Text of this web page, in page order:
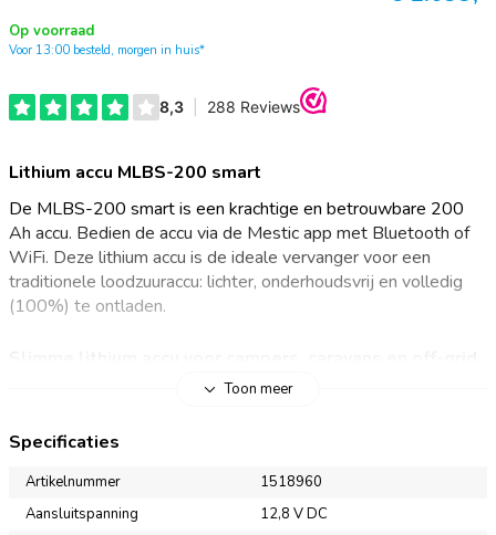
Op voorraad
Voor 13:00 besteld, morgen in huis*
Lithium accu MLBS-200 smart
De MLBS-200 smart is een krachtige en betrouwbare 200
Ah accu. Bedien de accu via de Mestic app met Bluetooth of
WiFi. Deze lithium accu is de ideale vervanger voor een
traditionele loodzuuraccu: lichter, onderhoudsvrij en volledig
(100%) te ontladen.
De MLBS-200 Smart is een lithium accu van 200 Ah,
uitgerust met hoogwaardige LiFePO4-cellen voor
topprestaties en een lange levensduur. Het geïntegreerde
Battery Management System (BMS) beschermt de accu
Toon meer
Specificaties
Artikelnummer
1518960
Aansluitspanning
12,8 V DC